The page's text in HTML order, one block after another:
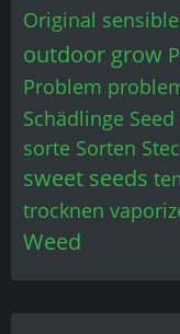
Original
outdoor grow
Problem
Schädlinge Seed
sorte Sorten
sweet seeds
trocknen
Weed